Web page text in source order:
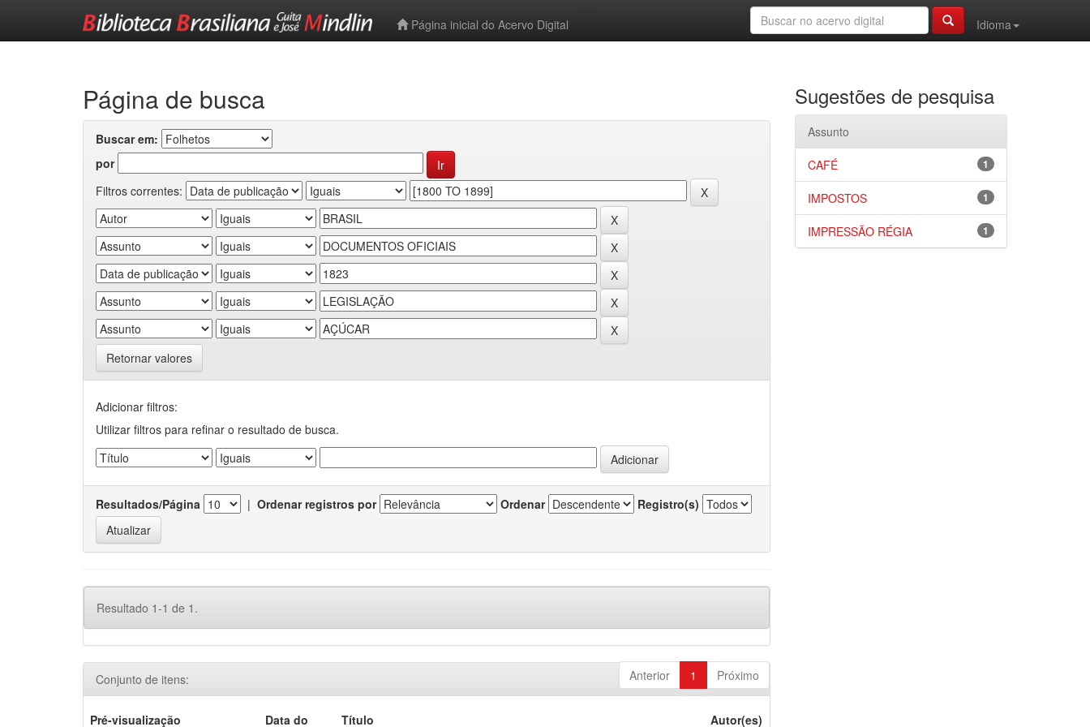
Página inicial do Acervo Digital
Idioma
Página de busca
Buscar em:
por
Filtros correntes:
Retornar valores
Adicionar filtros:
Utilizar filtros para refinar o resultado de busca.
Resultados/Página | Ordenar registros por Ordenar Registro(s)
Resultado 1-1 de 1.
Anterior 1 Próximo
Conjunto de itens:
Pré-visualização Data do Título Autor(es)
Sugestões de pesquisa
Assunto
1
CAFÉ
1
IMPOSTOS
1
IMPRESSÃO RÉGIA